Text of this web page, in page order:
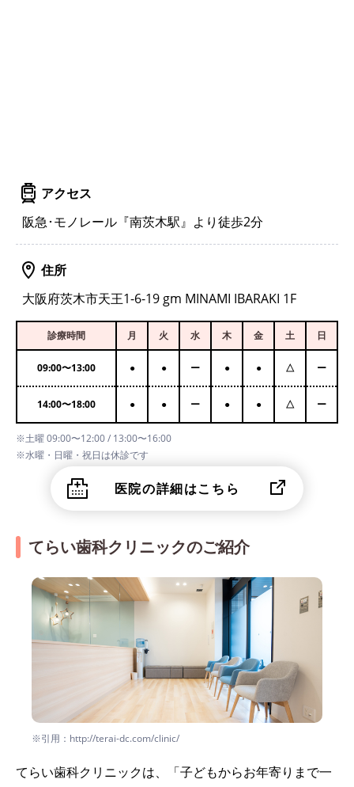
アクセス
阪急･モノレール『南茨木駅』より徒歩2分
住所
大阪府茨木市天王1-6-19 gm MINAMI IBARAKI 1F
診療時間 月 火 水 木 金 土 日
09:00〜13:00 ● ● ー ● ● △ ー
14:00〜18:00 ● ● ー ● ● △ ー
※土曜 09:00〜12:00 / 13:00〜16:00
※水曜・日曜・祝日は休診です
医院の詳細はこちら
てらい歯科クリニックのご紹介
※引用：http://terai-dc.com/clinic/
てらい歯科クリニックは、「子どもからお年寄りまで一